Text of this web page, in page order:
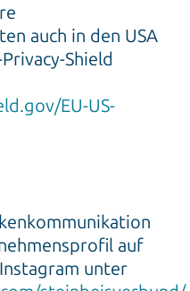
auch in den USA
Shield
EU-US-
auf
unter